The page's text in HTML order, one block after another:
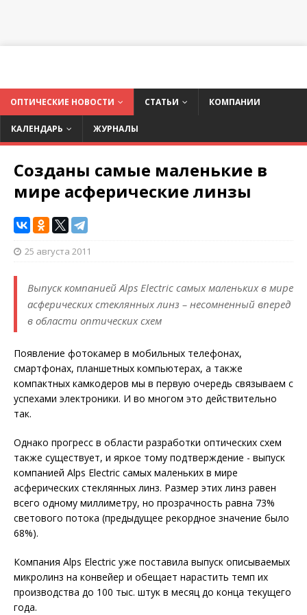
ОПТИЧЕСКИЕ НОВОСТИ СТАТЬИ КОМПАНИИ
КАЛЕНДАРЬ ЖУРНАЛЫ
Созданы самые маленькие в
мире асферические линзы
25 августа 2011
Выпуск компанией Alps Electric самых маленьких в мире
асферических стеклянных линз – несомненный вперед
в области оптических схем
Появление фотокамер в мобильных телефонах,
смартфонах, планшетных компьютерах, а также
компактных камкодеров мы в первую очередь связываем с
успехами электроники. И во многом это действительно
так.
Однако прогресс в области разработки оптических схем
также существует, и яркое тому подтверждение - выпуск
компанией Alps Electric самых маленьких в мире
асферических стеклянных линз. Размер этих линз равен
всего одному миллиметру, но прозрачность равна 73%
светового потока (предыдущее рекордное значение было
68%).
Компания Alps Electric уже поставила выпуск описываемых
микролинз на конвейер и обещает нарастить темп их
производства до 100 тыс. штук в месяц до конца текущего
года.